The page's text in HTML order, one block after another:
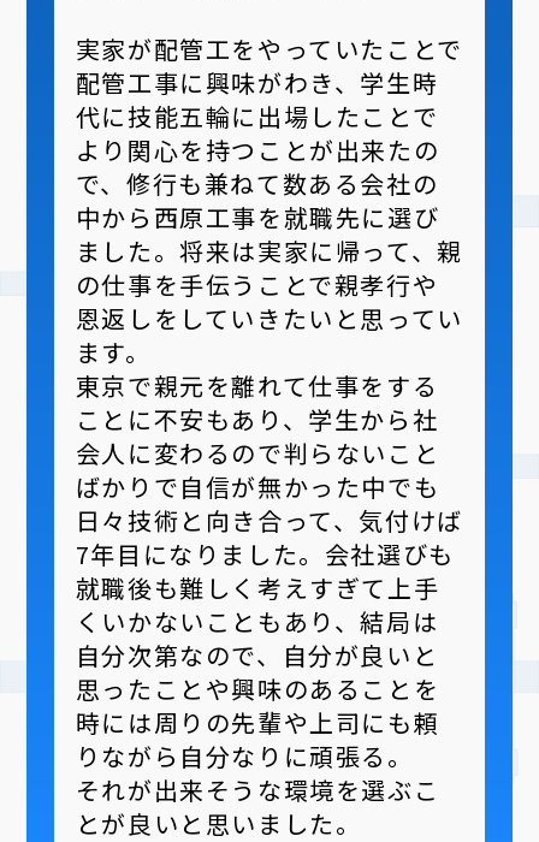
実家が配管工をやっていたことで
配管工事に興味がわき、学生時
代に技能五輪に出場したことで
より関心を持つことが出来たの
で、修行も兼ねて数ある会社の
中から西原工事を就職先に選び
ました。将来は実家に帰って、親
の仕事を手伝うことで親孝行や
恩返しをしていきたいと思ってい
ます。
東京で親元を離れて仕事をする
ことに不安もあり、学生から社
会人に変わるので判らないこと
ばかりで自信が無かった中でも
日々技術と向き合って、気付けば
7年目になりました。会社選びも
就職後も難しく考えすぎて上手
くいかないこともあり、結局は
自分次第なので、自分が良いと
思ったことや興味のあることを
時には周りの先輩や上司にも頼
りながら自分なりに頑張る。
それが出来そうな環境を選ぶこ
とが良いと思いました。